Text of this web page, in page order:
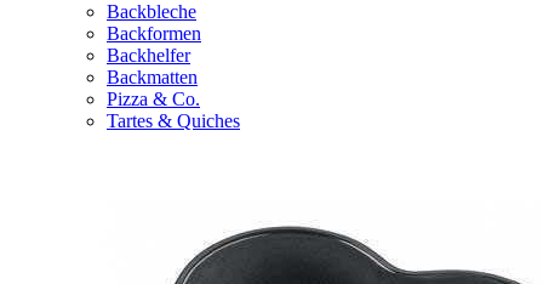
Backbleche
Backformen
Backhelfer
Backmatten
Pizza & Co.
Tartes & Quiches